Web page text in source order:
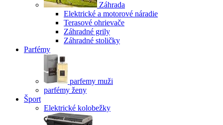
Záhrada
Elektrické a motorové náradie
Terasové ohrievače
Záhradné grily
Záhradné stoličky
Parfémy
parfemy muži
parfémy ženy
Šport
Elektrické kolobežky